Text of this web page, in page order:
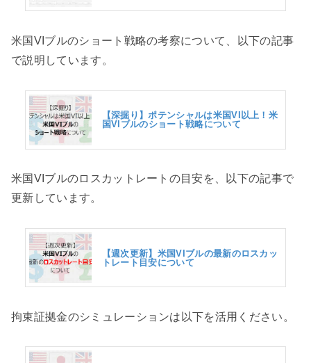
米国VIブルのショート戦略の考察について、以下の記事
で説明しています。
【深掘り】ポテンシャルは米国VI以上！米
国VIブルのショート戦略について
米国VIブルのロスカットレートの目安を、以下の記事で
更新しています。
【週次更新】米国VIブルの最新のロスカッ
トレート目安について
拘束証拠金のシミュレーションは以下を活用ください。